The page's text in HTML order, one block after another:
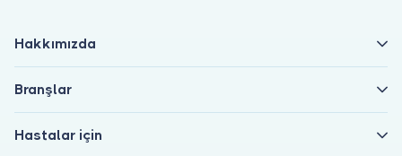
Hakkımızda
Branşlar
Hastalar için